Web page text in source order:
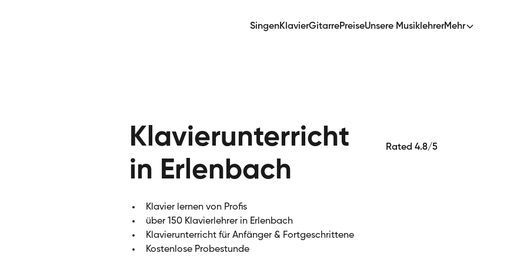
SingenKlavierGitarrePreiseUnsere MusiklehrerMehr
Klavierunterricht
in Erlenbach
Klavier lernen von Profis
über 150 Klavierlehrer in Erlenbach
Klavierunterricht für Anfänger & Fortgeschrittene
Kostenlose Probestunde
Rated 4.8/5